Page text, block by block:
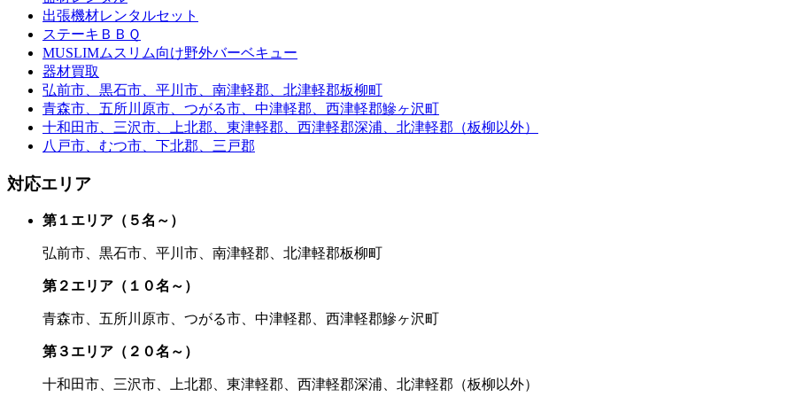
出張機材レンタルセット
ステーキＢＢＱ
MUSLIMムスリム向け野外バーベキュー
器材買取
弘前市、黒石市、平川市、南津軽郡、北津軽郡板柳町
青森市、五所川原市、つがる市、中津軽郡、西津軽郡鰺ヶ沢町
十和田市、三沢市、上北郡、東津軽郡、西津軽郡深浦、北津軽郡（板柳以外）
八戸市、むつ市、下北郡、三戸郡
対応エリア
第１エリア（５名～）
弘前市、黒石市、平川市、南津軽郡、北津軽郡板柳町
第２エリア（１０名～）
青森市、五所川原市、つがる市、中津軽郡、西津軽郡鰺ヶ沢町
第３エリア（２０名～）
十和田市、三沢市、上北郡、東津軽郡、西津軽郡深浦、北津軽郡（板柳以外）